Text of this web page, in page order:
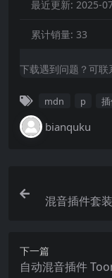
最近更新: 2025-
累计销量: 33
下载遇到问题？可联
mdn p
bianquku
混音插件套
下一篇
自动混音插件